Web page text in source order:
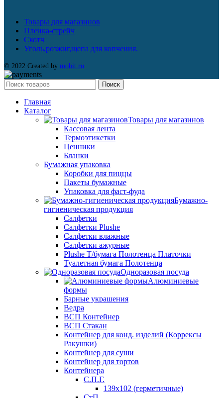
Товары для магазинов
Пленка-стрейч
Скотч
Уголь,розжиг,щепа для копчения.
© 2022 Created by mobit.ru
Поиск
Главная
Каталог
Товары для магазинов
Кассовая лента
Термоэтикетки
Ценники
Бланки
Бумажная упаковка
Коробки для пиццы
Пакеты бумажные
Упаковка для фаст-фуда
Бумажно-
гигиеническая продукция
Салфетки
Салфетки Plushe
Салфетки влажные
Салфетки ажурные
Plushe Т/бумага Полотенца Платочки
Туалетная бумага Полотенца
Одноразовая посуда
Алюминиевые
формы
Барные украшения
Ведра
ВСП Контейнер
ВСП Стакан
Контейнер для конд. изделий (Коррексы
Ракушки)
Контейнер для суши
Контейнер для тортов
Контейнера
С.П.Г.
139х102 (герметичные)